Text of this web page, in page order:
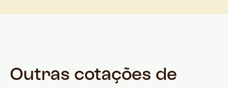
Outras cotações de